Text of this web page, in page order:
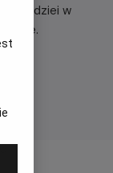
nadziei w